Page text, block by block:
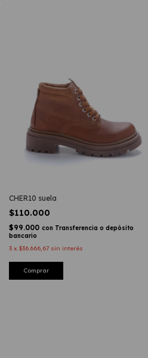
CHER10 suela
$110.000
$99.000con Transferencia o depósito
bancario
3 x$36.666,67 sin interés
Comprar